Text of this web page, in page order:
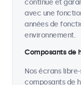
continue et
avec une
années de
environnement.
Composants de
Nos écrans
composants de